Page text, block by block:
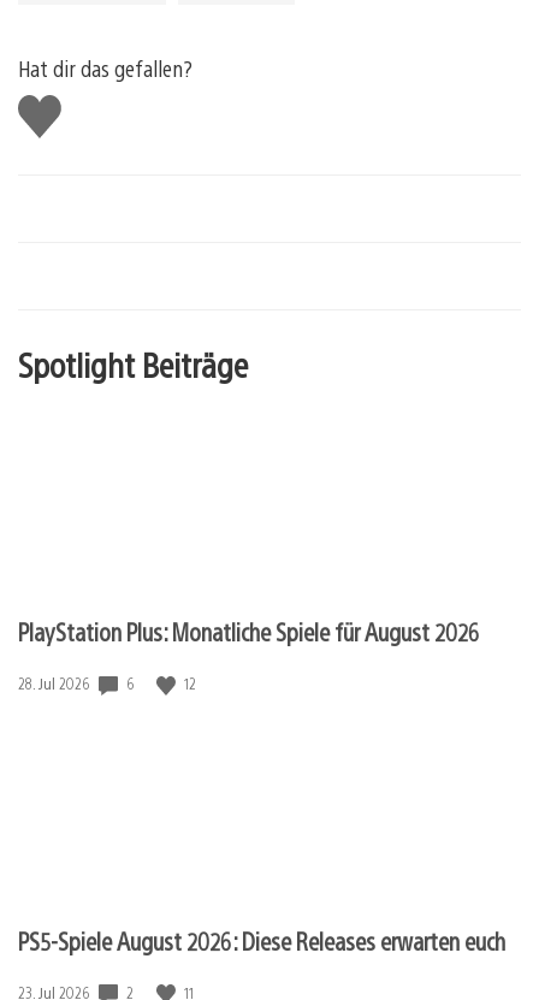
Hat dir das gefallen?
Gefällt
mir
Spotlight Beiträge
PlayStation Plus: Monatliche Spiele für August 2026
Veröffentlichungsdatum:
28. Jul 2026 6 12
PS5-Spiele August 2026: Diese Releases erwarten euch
Veröffentlichungsdatum:
23. Jul 2026 2 11